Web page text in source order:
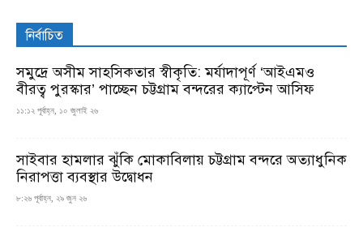
নির্বাচিত
সমুদ্রে অসীম সাহসিকতার স্বীকৃতি: মর্যাদাপূর্ণ ‘আইএমও
বীরত্ব পুরস্কার’ পাচ্ছেন চট্টগ্রাম বন্দরের ক্যাপ্টেন আসিফ
১১:১২ পূর্বাহ্ন, ১০ জুলাই ২৬
সাইবার হামলার ঝুঁকি মোকাবিলায় চট্টগ্রাম বন্দরে অত্যাধুনিক
নিরাপত্তা ব্যবস্থার উদ্বোধন
৮:২৬ পূর্বাহ্ন, ২৯ জুন ২৬